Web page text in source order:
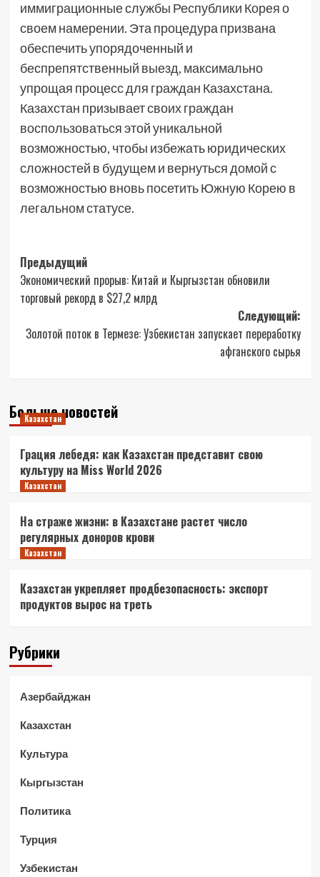
иммиграционные службы Республики Корея о
своем намерении. Эта процедура призвана
обеспечить упорядоченный и
беспрепятственный выезд, максимально
упрощая процесс для граждан Казахстана.
Казахстан призывает своих граждан
воспользоваться этой уникальной
возможностью, чтобы избежать юридических
сложностей в будущем и вернуться домой с
возможностью вновь посетить Южную Корею в
легальном статусе.
Навигация
записи
Предыдущий
Экономический прорыв: Китай и Кыргызстан обновили
торговый рекорд в $27,2 млрд
Следующий:
Золотой поток в Термезе: Узбекистан запускает переработку
афганского сырья
Больше новостей
Казахстан
Грация лебедя: как Казахстан представит свою
культуру на Miss World 2026
Казахстан
На страже жизни: в Казахстане растет число
регулярных доноров крови
Казахстан
Казахстан укрепляет продбезопасность: экспорт
продуктов вырос на треть
Рубрики
Азербайджан
Казахстан
Культура
Кыргызстан
Политика
Турция
Узбекистан